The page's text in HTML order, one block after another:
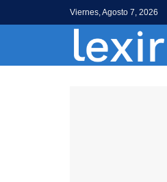
Viernes, Agosto 7, 2026